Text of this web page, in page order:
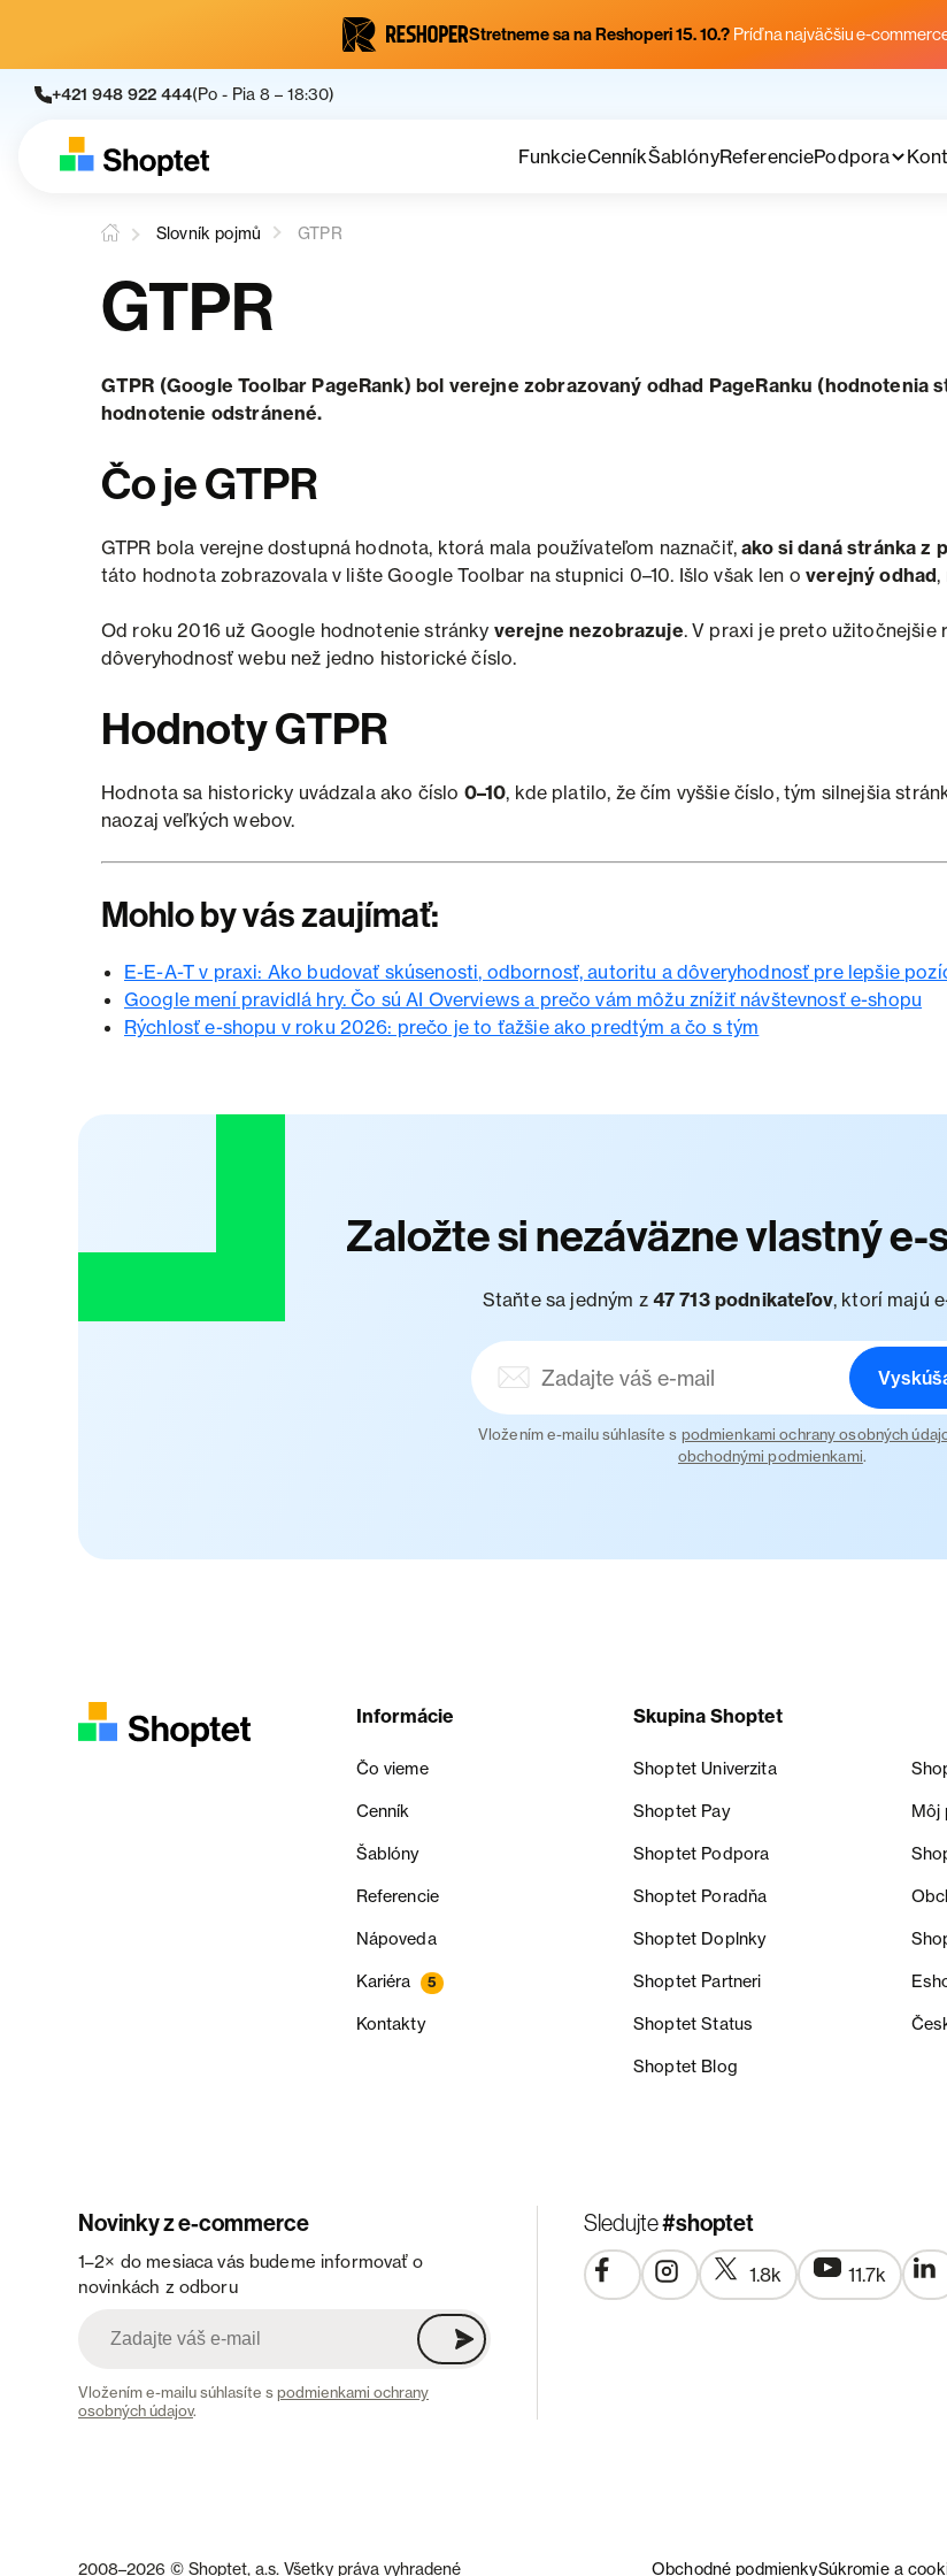
Stretneme sa na Reshoperi 15. 10.? Príď na najväčšiu e-
+421 948 922 444(Po - Pia 8 – 18:30)
FunkcieCenníkŠablónyReferenciePodpora
Slovník pojmů GTPR
GTPR
GTPR (Google Toolbar PageRank) bol verejne zobrazovaný odhad PageRanku (hodnotenia
hodnotenie odstránené.
Čo je GTPR
GTPR bola verejne dostupná hodnota, ktorá mala používateľom naznačiť,ako si daná stránka z
táto hodnota zobrazovala v lište Google Toolbar na stupnici 0–10. Išlo však len overejný odhad,
Od roku 2016 už Google hodnotenie stránky verejne nezobrazuje. V praxi je preto užitočnejšie
dôveryhodnosť webu než jedno historické číslo.
Hodnoty GTPR
Hodnota sa historicky uvádzala ako číslo 0–10, kde platilo, že čím vyššie číslo, tým silnejšia
naozaj veľkých webov.
Mohlo by vás zaujímať:
E-E-A-T v praxi: Ako budovať skúsenosti, odbornosť, autoritu a dôveryhodnosť pre lepšie
Google mení pravidlá hry. Čo sú AI Overviews a prečo vám môžu znížiť návštevnosť e-shopu
Rýchlosť e-shopu v roku 2026: prečo je to ťažšie ako predtým a čo s tým
Založte si nezáväzne vlastný
Staňte sa jedným z 47 713 podnikateľov, ktorí majú
Vložením e-mailu súhlasíte s podmienkami ochrany osobných
obchodnými podmienkami.
Informácie
Čo vieme
Cenník
Šablóny
Referencie
Nápoveda
Kariéra 5
Kontakty
Skupina Shoptet
Shoptet Univerzita
Shoptet Pay Môj
Shoptet Podpora
Shoptet Poradňa
Shoptet Doplnky
Shoptet Partneri
Shoptet Status
Shoptet Blog
Novinky z e-commerce
1–2× do mesiaca vás budeme informovať o
novinkách z odboru
Vložením e-mailu súhlasíte spodmienkami ochrany
osobných údajov.
Sledujte#shoptet
1.8k 11.7k
2008–2026 © Shoptet, a.s. Všetky práva vyhradené Obchodné podmienkySúkromie a